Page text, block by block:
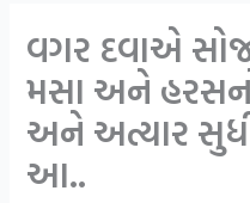
વગર દવાએ
મસા અને
અને અત્યાર
આ..